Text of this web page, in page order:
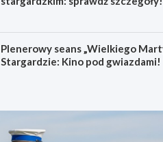
Plenerowy seans „Wielkiego
Stargardzie: Kino pod gwiazdami!